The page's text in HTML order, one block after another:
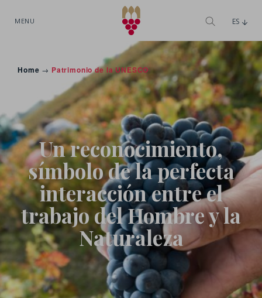
MENU ES
Home → Patrimonio de la UNESCO
Un reconocimiento,
símbolo de la perfecta
interacción entre el
trabajo del Hombre y la
Naturaleza